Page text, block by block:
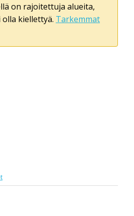
on rajoitettuja alueita,
kiellettyä. Tarkemmat